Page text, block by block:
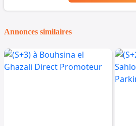
Annonces similaires